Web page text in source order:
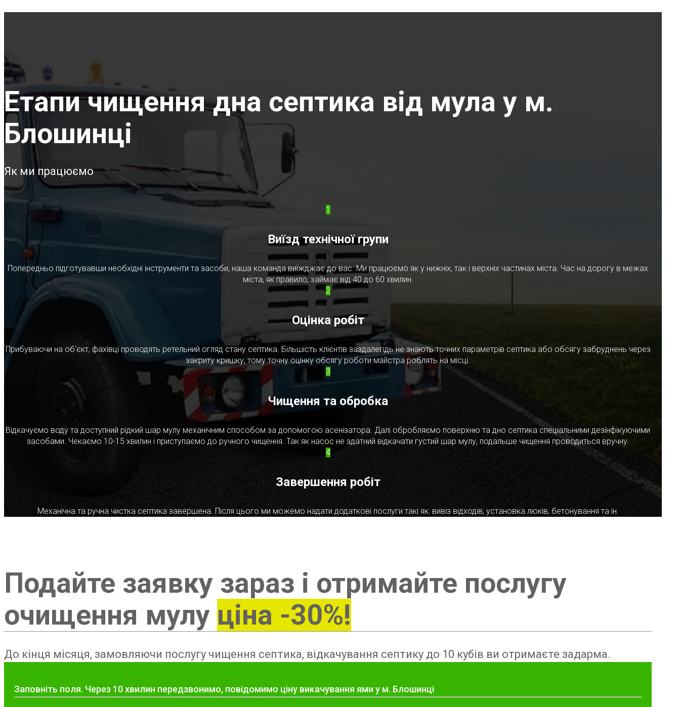
Етапи чищення дна септика від мула у м.
Блошинці
Як ми працюємо
1
Виїзд технічної групи
Попередньо підготувавши необхідні інструменти та засоби, наша команда виїжджає до вас. Ми працюємо як у нижніх, так і верхніх частинах міста. Час на дорогу в межах
міста, як правило, займає від 40 до 60 хвилин.
2
Оцінка робіт
Прибуваючи на об'єкт, фахівці проводять ретельний огляд стану септика. Більшість клієнтів заздалегідь не знають точних параметрів септика або обсягу забруднень через
закриту кришку, тому точну оцінку обсягу роботи майстра роблять на місці.
3
Чищення та обробка
Відкачуємо воду та доступний рідкий шар мулу механічним способом за допомогою асенізатора. Далі обробляємо поверхню та дно септика спеціальними дезінфікуючими
засобами. Чекаємо 10-15 хвилин і приступаємо до ручного чищення. Так як насос не здатний відкачати густий шар мулу, подальше чищення проводиться вручну.
4
Завершення робіт
Механічна та ручна чистка септика завершена. Після цього ми можемо надати додаткові послуги такі як: вивіз відходів, установка люків, бетонування та ін.
Подайте заявку зараз і отримайте послугу
очищення мулу ціна -30%!
До кінця місяця, замовляючи послугу чищення септика, відкачування септику до 10 кубів ви отримаєте задарма.
Заповніть поля. Через 10 хвилин передзвонимо, повідомимо ціну викачування ями у м. Блошинці